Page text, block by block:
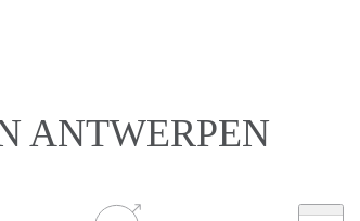
ANTWERPEN